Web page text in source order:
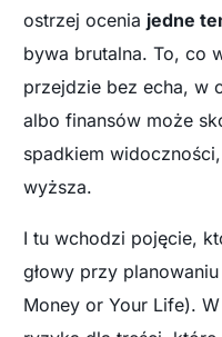
ostrzej ocenia jedne
bywa brutalna. To, co
przejdzie bez echa, w
albo finansów może
spadkiem
wyższa.
I tu wchodzi pojęcie,
głowy przy
Money or Your Life).